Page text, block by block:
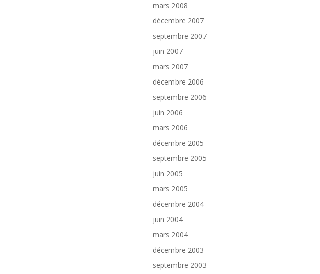
mars 2008
décembre 2007
septembre 2007
juin 2007
mars 2007
décembre 2006
septembre 2006
juin 2006
mars 2006
décembre 2005
septembre 2005
juin 2005
mars 2005
décembre 2004
juin 2004
mars 2004
décembre 2003
septembre 2003